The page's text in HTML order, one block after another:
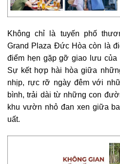
Không chỉ là tuyến phố
Grand Plaza Đức Hòa còn là
điểm hẹn gặp gỡ giao lưu
Sự kết hợp hài hòa giữa
nhịp, rực rỡ ngày đêm với
bình, trải dài từ những con
khu vườn nhỏ đan xen giữa
uất.